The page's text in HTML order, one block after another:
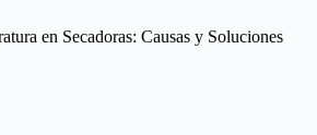
incorrectos: fallos comunes